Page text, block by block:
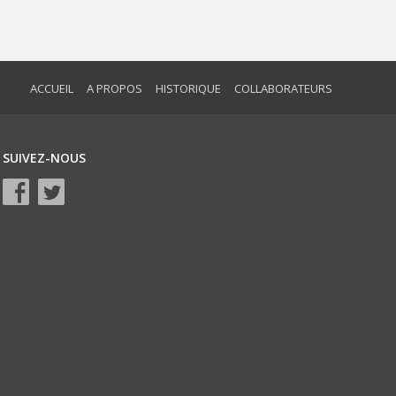
ACCUEIL A PROPOS HISTORIQUE COLLABORATEURS
SUIVEZ-NOUS